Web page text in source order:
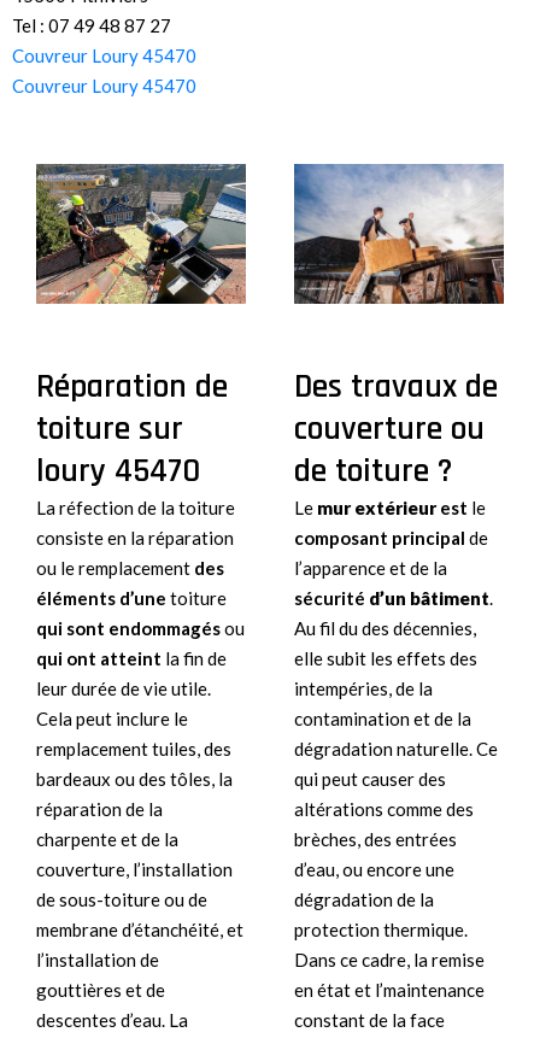
Tel : 07 49 48 87 27
Couvreur Loury 45470
Couvreur Loury 45470
Réparation de
toiture sur
loury 45470
La réfection de la toiture
consiste en la réparation
ou le remplacement des
éléments d’une toiture
qui sont endommagésou
qui ont atteint la fin de
leur durée de vie utile.
Cela peut inclure le
remplacement tuiles, des
bardeaux ou des tôles, la
réparation de la
charpente et de la
couverture, l’installation
de sous-toiture ou de
membrane d’étanchéité, et
l’installation de
gouttières et de
descentes d’eau. La
Des travaux de
couverture ou
de toiture ?
Le mur extérieurest le
composant principal de
l’apparence et de la
sécurité d’un bâtiment.
Au fil du des décennies,
elle subit les effets des
intempéries, de la
contamination et de la
dégradation naturelle. Ce
qui peut causer des
altérations comme des
brèches, des entrées
d’eau, ou encore une
dégradation de la
protection thermique.
Dans ce cadre, la remise
en état et l’maintenance
constant de la face